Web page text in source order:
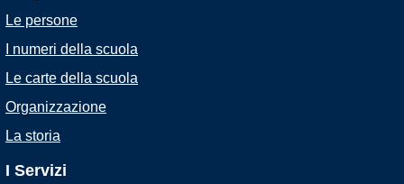
Le persone
I numeri della scuola
Le carte della scuola
Organizzazione
La storia
I Servizi